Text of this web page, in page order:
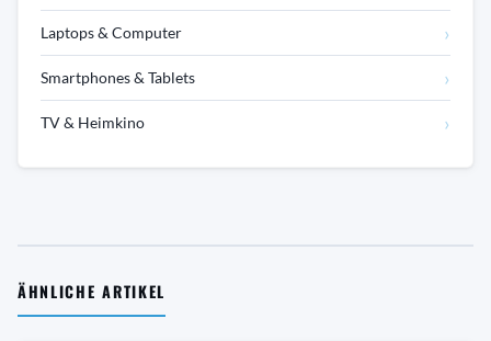
Laptops & Computer ›
Smartphones & Tablets ›
TV & Heimkino ›
ÄHNLICHE ARTIKEL